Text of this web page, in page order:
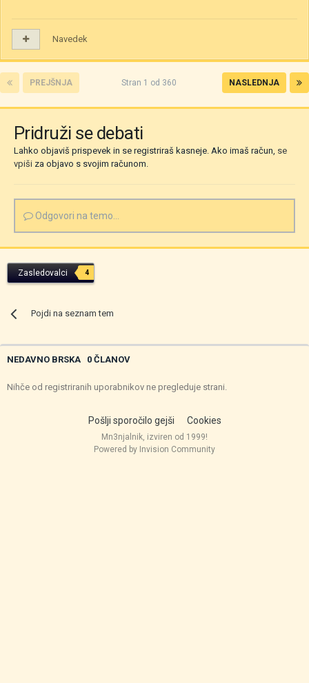
Navedek
PREJŠNJA NASLEDNJA
Stran 1 od 360
Pridruži se debati
Lahko objaviš prispevek in se registriraš kasneje. Ako imaš račun, se
vpiši za objavo s svojim računom.
Odgovori na temo...
Zasledovalci 4
Pojdi na seznam tem
NEDAVNO BRSKA 0 ČLANOV
Nihče od registriranih uporabnikov ne pregleduje strani.
Pošlji sporočilo gejši Cookies
Mn3njalnik, izviren od 1999!
Powered by Invision Community